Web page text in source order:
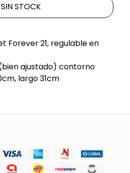
SIN STOCK
Forever 21, regulable en
ajustado) contorno
largo 31cm